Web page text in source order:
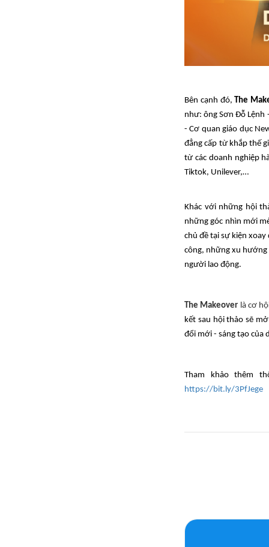
Bên cạnh đó, The
như: ông Sơn Đỗ Lệnh
- Cơ quan giáo dục
đẳng cấp từ khắp thế
từ các doanh nghiệp
Tiktok, Unilever,…
Khác với những hội
những góc nhìn mới
chủ đề tại sự kiện
công, những xu
người lao động.
The Makeover là cơ
kết sau hội thảo sẽ
đổi mới - sáng tạo của
Tham khảo thêm
https://bit.ly/3PfJege